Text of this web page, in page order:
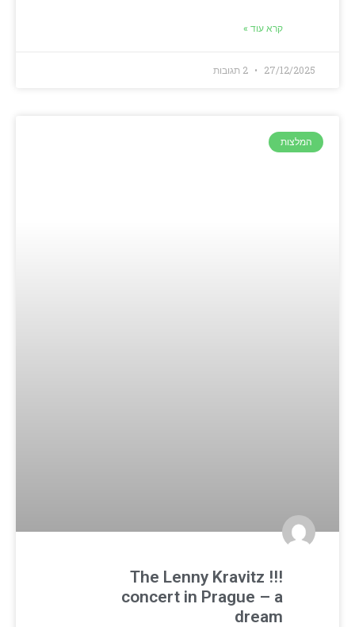
קרא עוד »
27/12/2025
המלצות
!!! The Lenny Kravitz
concert in Prague – a
dream